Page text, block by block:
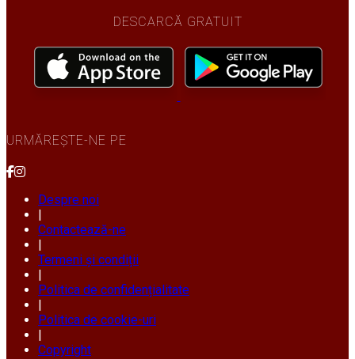
DESCARCĂ GRATUIT
URMĂREȘTE-NE PE
Despre noi
Contactează-ne
Termeni și condiții
Politica de confidențialitate
Politica de cookie-uri
Copyright